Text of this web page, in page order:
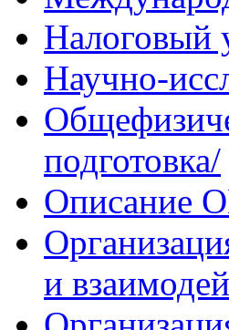
Налоговый
Научно-
подготовка/
Описание
и